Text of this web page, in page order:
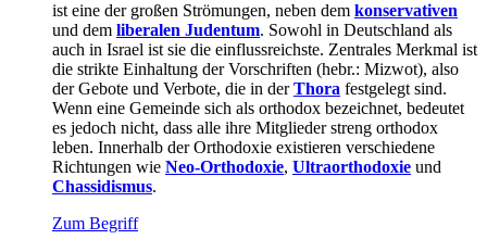
ist eine der großen Strömungen, neben dem konservativen
und dem liberalen Judentum. Sowohl in Deutschland als
auch in Israel ist sie die einflussreichste. Zentrales Merkmal ist
die strikte Einhaltung der Vorschriften (hebr.: Mizwot), also
der Gebote und Verbote, die in derThora festgelegt sind.
Wenn eine Gemeinde sich als orthodox bezeichnet, bedeutet
es jedoch nicht, dass alle ihre Mitglieder streng orthodox
leben. Innerhalb der Orthodoxie existieren verschiedene
Richtungen wie Neo-Orthodoxie, Ultraorthodoxie und
Chassidismus.
Zum Begriff